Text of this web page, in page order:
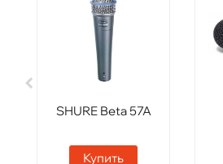
SHURE Beta 57A
Купить